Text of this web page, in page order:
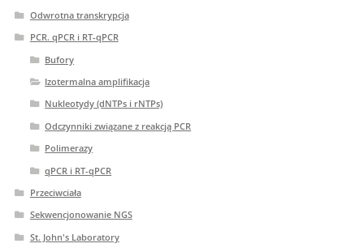
Odwrotna transkrypcja
PCR. qPCR i RT-qPCR
Bufory
Izotermalna amplifikacja
Nukleotydy (dNTPs i rNTPs)
Odczynniki związane z reakcją PCR
Polimerazy
qPCR i RT-qPCR
Przeciwciała
Sekwencjonowanie NGS
St. John's Laboratory